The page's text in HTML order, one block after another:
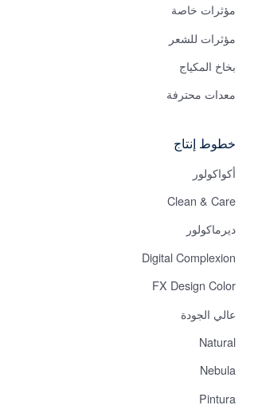
مؤثرات خاصة
مؤثرات للشعر
بخاخ المكياج
معدات محترفة
خطوط إنتاج
أكواكولور
Clean & Care
ديرماكولور
Digital Complexion
FX Design Color
عالي الجودة
Natural
Nebula
Pintura